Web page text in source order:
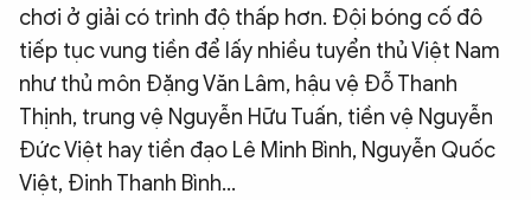
ĐA PHƯƠNG TIỆN
eMagazine
Podcast
Video Ảnh
Infographic
chơi ở giải có trình độ thấp hơn. Đội bóng cố đô
tiếp tục vung tiền để lấy nhiều tuyển thủ Việt Nam
như thủ môn Đặng Văn Lâm, hậu vệ Đỗ Thanh
Thịnh, trung vệ Nguyễn Hữu Tuấn, tiền vệ Nguyễn
Đức Việt hay tiền đạo Lê Minh Bình, Nguyễn Quốc
Việt, Đinh Thanh Bình…